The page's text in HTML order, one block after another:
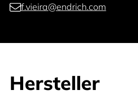
f.vieira@endrich.com
Hersteller